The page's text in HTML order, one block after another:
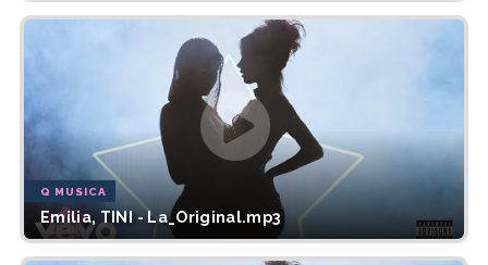
Q MUSICA
Emilia, TINI - La_Original.mp3